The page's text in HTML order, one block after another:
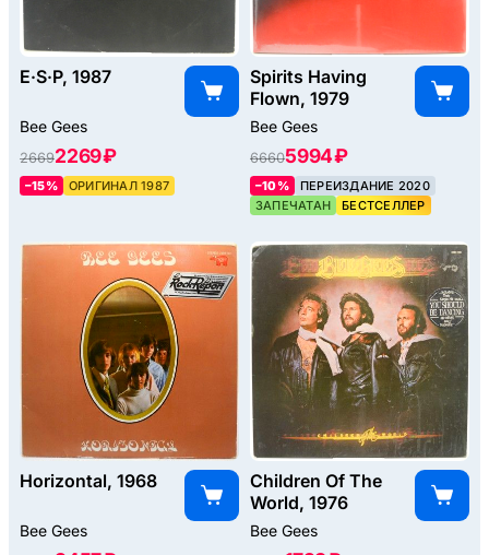
E·S·P, 1987
Bee Gees
26692269 ₽
–15% ОРИГИНАЛ 1987
Spirits Having
Flown, 1979
Bee Gees
66605994 ₽
–10%
ПЕРЕИЗДАНИЕ 2020
ЗАПЕЧАТАН
БЕСТСЕЛЛЕР
Horizontal, 1968
Bee Gees
Children Of The
World, 1976
Bee Gees